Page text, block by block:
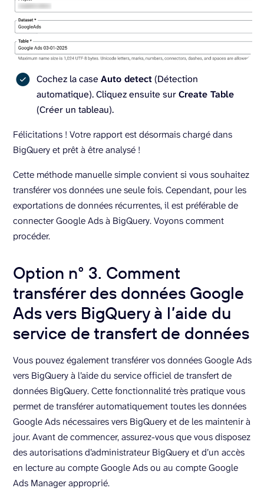
Cochez la case Auto detect(Détection
automatique). Cliquez ensuite surCreate Table
(Créer un tableau).
Félicitations ! Votre rapport est désormais chargé dans
BigQuery et prêt à être analysé !
Cette méthode manuelle simple convient si vous souhaitez
transférer vos données une seule fois. Cependant, pour les
exportations de données récurrentes, il est préférable de
connecter Google Ads à BigQuery. Voyons comment
procéder.
Option n° 3. Comment
transférer des données Google
Ads vers BigQuery à l’aide du
service de transfert de données
Vous pouvez également transférer vos données Google Ads
vers BigQuery à l’aide du service officiel de transfert de
données BigQuery. Cette fonctionnalité très pratique vous
permet de transférer automatiquement toutes les données
Google Ads nécessaires vers BigQuery et de les maintenir à
jour. Avant de commencer, assurez-vous que vous disposez
des autorisations d’administrateur BigQuery et d’un accès
en lecture au compte Google Ads ou au compte Google
Ads Manager approprié.